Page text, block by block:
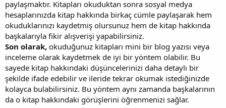
paylaşmaktır. Kitapları okuduktan sonra sosyal medya
hesaplarınızda kitap hakkında birkaç cümle paylaşarak hem
okuduklarınızı kaydetmiş olursunuz hem de kitap hakkında
başkalarıyla fikir alışverişi yapabilirsiniz.
Son olarak, okuduğunuz kitapları mini bir blog yazısı veya
inceleme olarak kaydetmek de iyi bir yöntem olabilir. Bu
sayede kitap hakkındaki düşüncelerinizi daha detaylı bir
şekilde ifade edebilir ve ileride tekrar okumak istediğinizde
kolayca bulabilirsiniz. Bu yöntem aynı zamanda başkalarının
da o kitap hakkındaki görüşlerini öğrenmenizi sağlar.